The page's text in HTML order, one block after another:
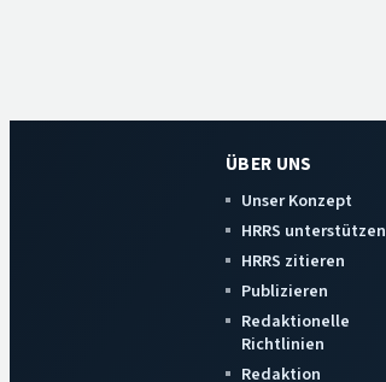
ÜBER UNS
Unser Konzept
HRRS unterstützen
HRRS zitieren
Publizieren
Redaktionelle
Richtlinien
Redaktion